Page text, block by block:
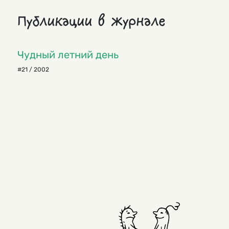
Публикации в журнале
Чудный летний день
#21 / 2002